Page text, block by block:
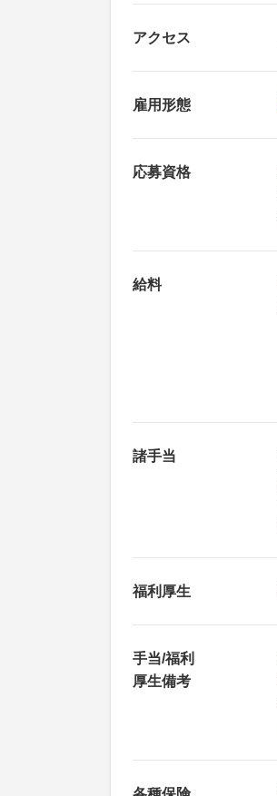
アクセス
雇用形態
応募資格
給料
諸手当
福利厚生
手当/福利
厚生備考